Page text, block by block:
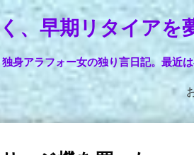
、早期リタイアを
身アラフォー女の独り言日記。最近